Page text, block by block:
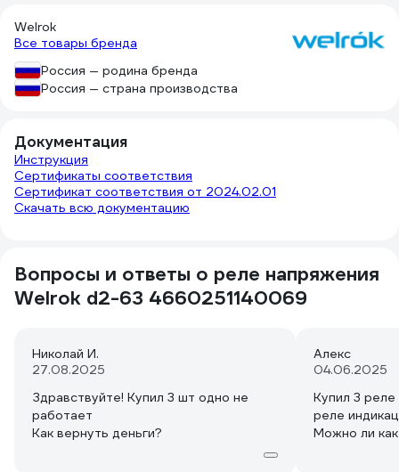
Welrok
Все товары бренда
Россия — родина бренда
Россия — страна производства
Документация
Инструкция
Сертификаты соответствия
Сертификат соответствия от 2024.02.01
Скачать всю документацию
Вопросы и ответы о реле напряжения
Welrok d2-63 4660251140069
Николай И.
27.08.2025
Здравствуйте! Купил 3 шт одно не
работает
Как вернуть деньги?
Алекс
04.06.2025
Купил 3
реле
Можно ли